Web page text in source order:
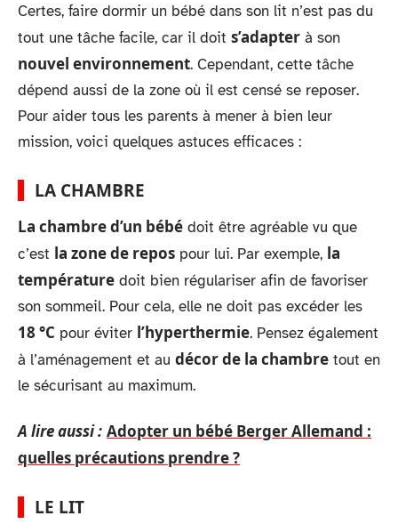
Certes, faire dormir un bébé dans son lit n’est pas du
tout une tâche facile, car il doit s’adapter à son
nouvel environnement. Cependant, cette tâche
dépend aussi de la zone où il est censé se reposer.
Pour aider tous les parents à mener à bien leur
mission, voici quelques astuces efficaces :
LA CHAMBRE
La chambre d’un bébé doit être agréable vu que
c’est la zone de repos pour lui. Par exemple, la
température doit bien régulariser afin de favoriser
son sommeil. Pour cela, elle ne doit pas excéder les
18 °C pour éviter l’hyperthermie. Pensez également
à l’aménagement et au décor de la chambre tout en
le sécurisant au maximum.
A lire aussi : Adopter un bébé Berger Allemand :
quelles précautions prendre ?
LE LIT